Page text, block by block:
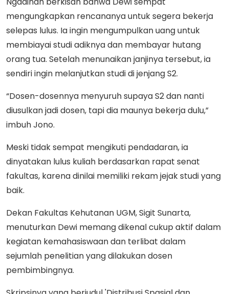
mengungkapkan rencananya untuk segera bekerja
selepas lulus. Ia ingin mengumpulkan uang untuk
membiayai studi adiknya dan membayar hutang
orang tua. Setelah menunaikan janjinya tersebut, ia
sendiri ingin melanjutkan studi di jenjang S2.
“Dosen-dosennya menyuruh supaya S2 dan nanti
diusulkan jadi dosen, tapi dia maunya bekerja dulu,”
imbuh Jono.
Meski tidak sempat mengikuti pendadaran, ia
dinyatakan lulus kuliah berdasarkan rapat senat
fakultas, karena dinilai memiliki rekam jejak studi yang
baik.
Dekan Fakultas Kehutanan UGM, Sigit Sunarta,
menuturkan Dewi memang dikenal cukup aktif dalam
kegiatan kemahasiswaan dan terlibat dalam
sejumlah penelitian yang dilakukan dosen
pembimbingnya.